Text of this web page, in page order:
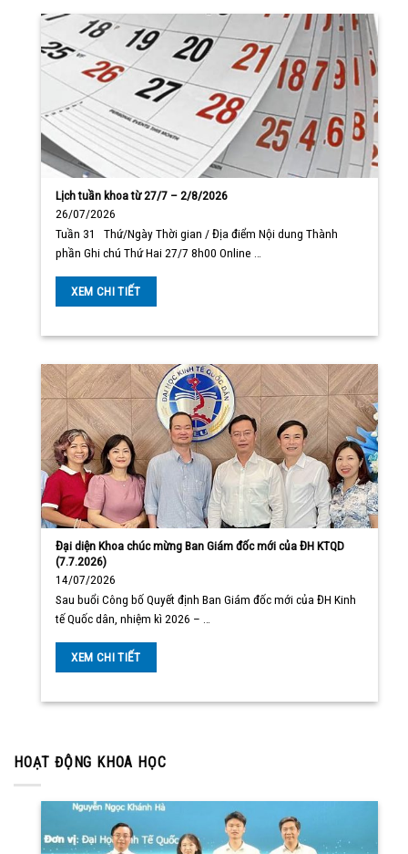
Lịch tuần khoa từ 27/7 – 2/8/2026
26/07/2026
Tuần 31 Thứ/Ngày Thời gian / Địa điểm Nội dung Thành
phần Ghi chú Thứ Hai 27/7 8h00 Online …
XEM CHI TIẾT
Đại diện Khoa chúc mừng Ban Giám đốc mới của ĐH KTQD
(7.7.2026)
14/07/2026
Sau buổi Công bố Quyết định Ban Giám đốc mới của ĐH Kinh
tế Quốc dân, nhiệm kì 2026 – …
XEM CHI TIẾT
HOẠT ĐỘNG KHOA HỌC